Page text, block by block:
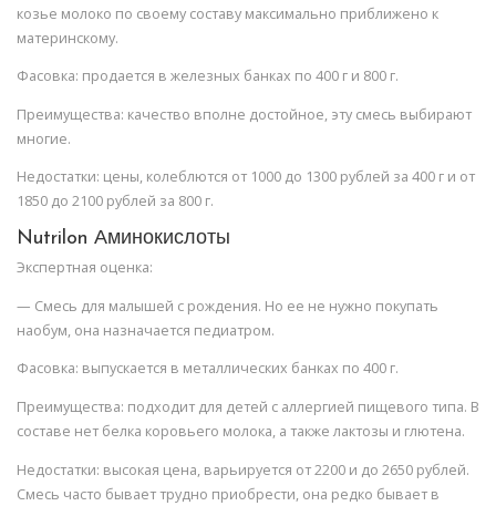
козье молоко по своему составу максимально приближено к
материнскому.
Фасовка: продается в железных банках по 400 г и 800 г.
Преимущества: качество вполне достойное, эту смесь выбирают
многие.
Недостатки: цены, колеблются от 1000 до 1300 рублей за 400 г и от
1850 до 2100 рублей за 800 г.
Nutrilon Аминокислоты
Экспертная оценка:
— Смесь для малышей с рождения. Но ее не нужно покупать
наобум, она назначается педиатром.
Фасовка: выпускается в металлических банках по 400 г.
Преимущества: подходит для детей с аллергией пищевого типа. В
составе нет белка коровьего молока, а также лактозы и глютена.
Недостатки: высокая цена, варьируется от 2200 и до 2650 рублей.
Смесь часто бывает трудно приобрести, она редко бывает в